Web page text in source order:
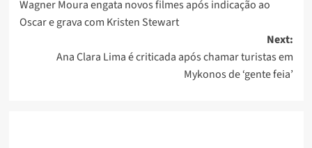
navigation
Wagner Moura engata novos filmes após indicação ao
Oscar e grava com Kristen Stewart
Next:
Ana Clara Lima é criticada após chamar turistas em
Mykonos de ‘gente feia’